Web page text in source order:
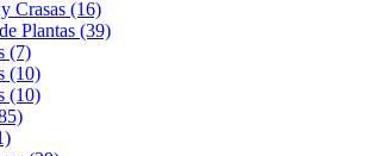
Crasas (16)
Plantas (39)
(7)
(10)
(10)